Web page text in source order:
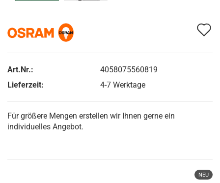
Art.Nr.:
4058075560819
Lieferzeit:
4-7 Werktage
Für größere Mengen erstellen wir Ihnen gerne ein
individuelles Angebot.
NEU